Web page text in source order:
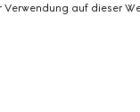
auf dieser